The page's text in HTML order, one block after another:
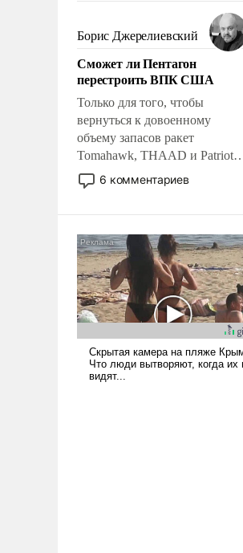
мужественным и твердым под
ударами судьбы, брать на себя
ответственность, помогать
слабым, идти вперед и
адаптироваться.
Борис Джерелиевский
Сможет ли Пентагон
перестроить ВПК США
Только для того, чтобы
вернуться к довоенному
объему запасов ракет
Tomahawk, THAAD и Patriot
США потребуется более трех
лет. Даже небольшая война с
Сложившаяся ситуация
означает многолетний период
уязвимости США, например,
перед Китаем.
6 комментариев